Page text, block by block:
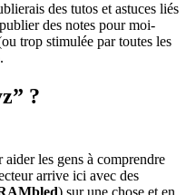
des tutos et astuces liés
des notes pour moi-
trop stimulée par toutes les
?
les gens à comprendre
arrive ici avec des